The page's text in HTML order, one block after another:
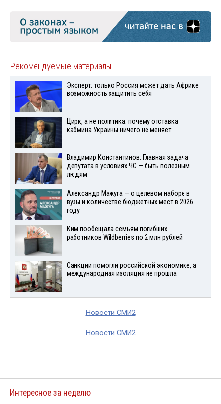
Рекомендуемые материалы
Эксперт: только Россия может дать Африке
возможность защитить себя
Цирк, а не политика: почему отставка
кабмина Украины ничего не меняет
Владимир Константинов: Главная задача
депутата в условиях ЧС — быть полезным
людям
Александр Мажуга — о целевом наборе в
вузы и количестве бюджетных мест в 2026
году
Ким пообещала семьям погибших
работников Wildberries по 2 млн рублей
Санкции помогли российской экономике, а
международная изоляция не прошла
Новости СМИ2
Новости СМИ2
Интересное за неделю